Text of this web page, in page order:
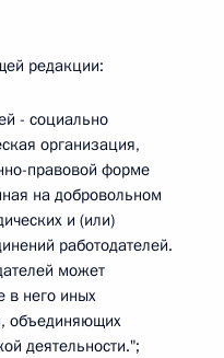
редакции:
- социально
организация,
правовой форме
на добровольном
и (или)
работодателей.
может
в него иных
объединяющих
деятельности.";